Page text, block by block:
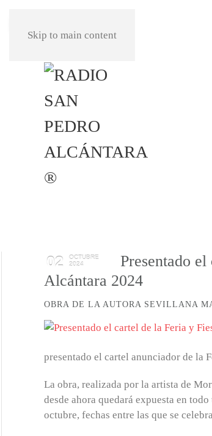
Skip to main content
02
OCTUBRE
2024
Presentado
Alcántara 2024
OBRA DE LA AUTORA SEVILLANA
presentado el cartel anunciador de la
La obra, realizada por la artista de
desde ahora quedará expuesta en
octubre, fechas entre las que se